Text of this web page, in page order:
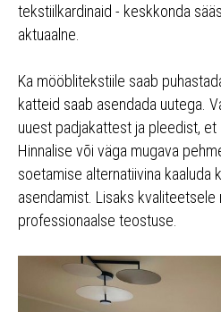
tekstiilkardinaid - keskkonda
aktuaalne.
Ka mööblitekstiile saab
katteid saab asendada uutega.
uuest padjakattest ja pleedist, et
Hinnalise või väga mugava
soetamise alternatiivina kaaluda
asendamist. Lisaks
professionaalse teostuse.